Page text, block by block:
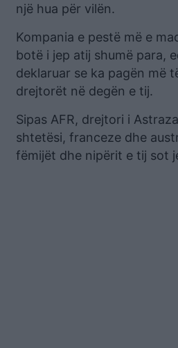
një hua për vilën.
Kompania e pestë më e
botë i jep atij shumë para,
deklaruar se ka pagën më
drejtorët në degën e tij.
Sipas AFR, drejtori i
shtetësi, franceze dhe
fëmijët dhe nipërit e tij sot